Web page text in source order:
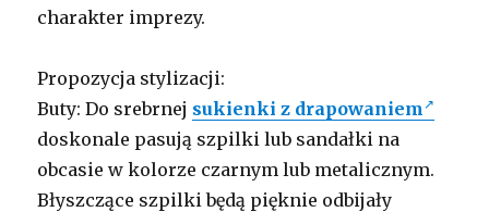
charakter imprezy.
Propozycja stylizacji:
Buty: Do srebrnej sukienki z drapowaniem
doskonale pasują szpilki lub sandałki na
obcasie w kolorze czarnym lub metalicznym.
Błyszczące szpilki będą pięknie odbijały